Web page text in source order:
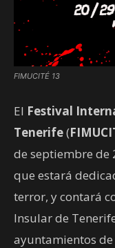
FIMUCITÉ 13
El Festival
Tenerife(
de septiembre de
que estará
terror, y contará
Insular de
ayuntamientos de